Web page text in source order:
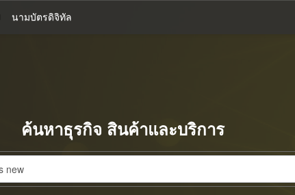
นามบัตรดิจิทัล
ค้นหาธุรกิจ สินค้าและบริการ